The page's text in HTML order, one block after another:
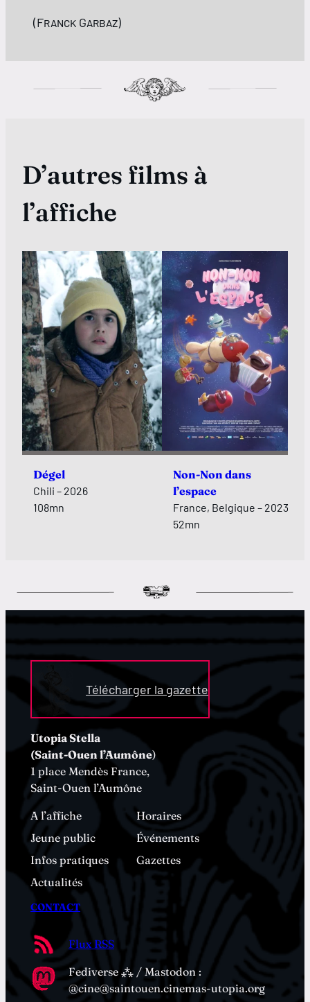
(Franck Garbaz)
D’autres films à
l’affiche
Dégel
Chili – 2026
108mn
Non-Non dans
l’espace
France, Belgique – 2023
52mn
Télécharger la gazette
Utopia Stella
(Saint-Ouen l’Aumône)
1 place Mendès France,
Saint-Ouen l’Aumône
A l’affiche
Horaires
Jeune public
Événements
Infos pratiques
Gazettes
Actualités
CONTACT
Flux RSS
Fediverse ⁂ / Mastodon :
@cine@saintouen.cinemas-utopia.org